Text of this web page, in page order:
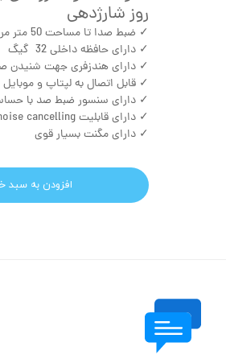
روز شارژدهی
✓ ضبط صدا تا مساحت 50 متر مربع شنود صدا
✓ دارای حافظه داخلی 32 گیگ
✓ دارای هندزفری جهت شنیدن
✓ قابل اتصال به لپتاپ و
✓ دارای سنسور ضبط صد با
✓ دارای قابلیت noise cancelling
✓ دارای مگنت بسیار قوی
افزودن به سبد